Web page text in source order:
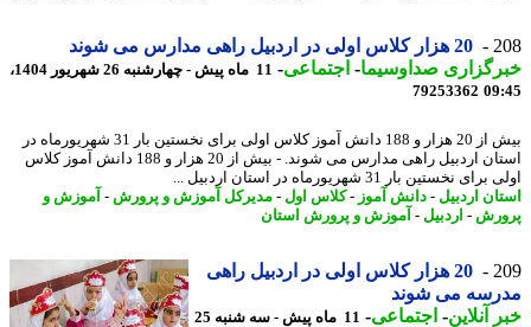
20 هزار کلاس اولی در اردبیل راهی مدارس می شوند
صداوسیما-اجتماعی-
11 ماه پیش - چهارشنبه 26 شهریور 1404،
79253362
بیش از 20 هزار و 188 دانش آموز کلاس اولی برای نخستین بار 31 شهریورماه در
استان اردبیل راهی مدارس می شوند. - بیش از 20 هزار و 188 دانش آموز کلاس
نخستین بار 31 شهریورماه در استان اردبیل ...
اردبیل -دانش آموز -کلاس اول-مدیرکل آموزش و پرورش-آموزش و
-اردبیل -آموزش و پرورش استان
20 هزار کلاس اولی در اردبیل راهی
می شوند
آنلاین-اجتماعی-
11 ماه پیش - سه شنبه 25